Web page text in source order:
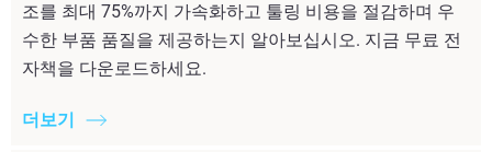
조를 최대 75%까지 가속화하고 툴링 비용을 절감하며 우
수한 부품 품질을 제공하는지 알아보십시오. 지금 무료 전
자책을 다운로드하세요.
더보기